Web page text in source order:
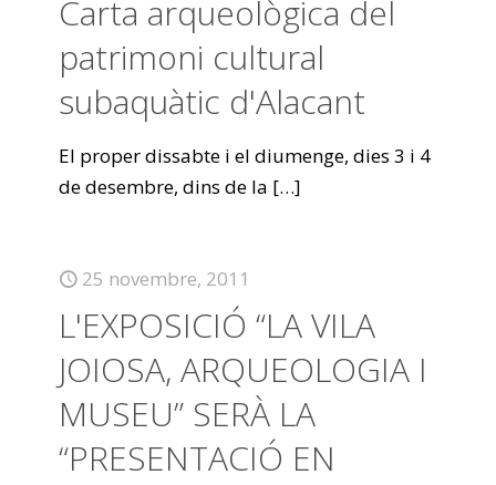
Carta arqueològica del
patrimoni cultural
subaquàtic d'Alacant
El proper dissabte i el diumenge, dies 3 i 4
de desembre, dins de la […]
25 novembre, 2011
L'EXPOSICIÓ “LA VILA
JOIOSA, ARQUEOLOGIA I
MUSEU” SERÀ LA
“PRESENTACIÓ EN